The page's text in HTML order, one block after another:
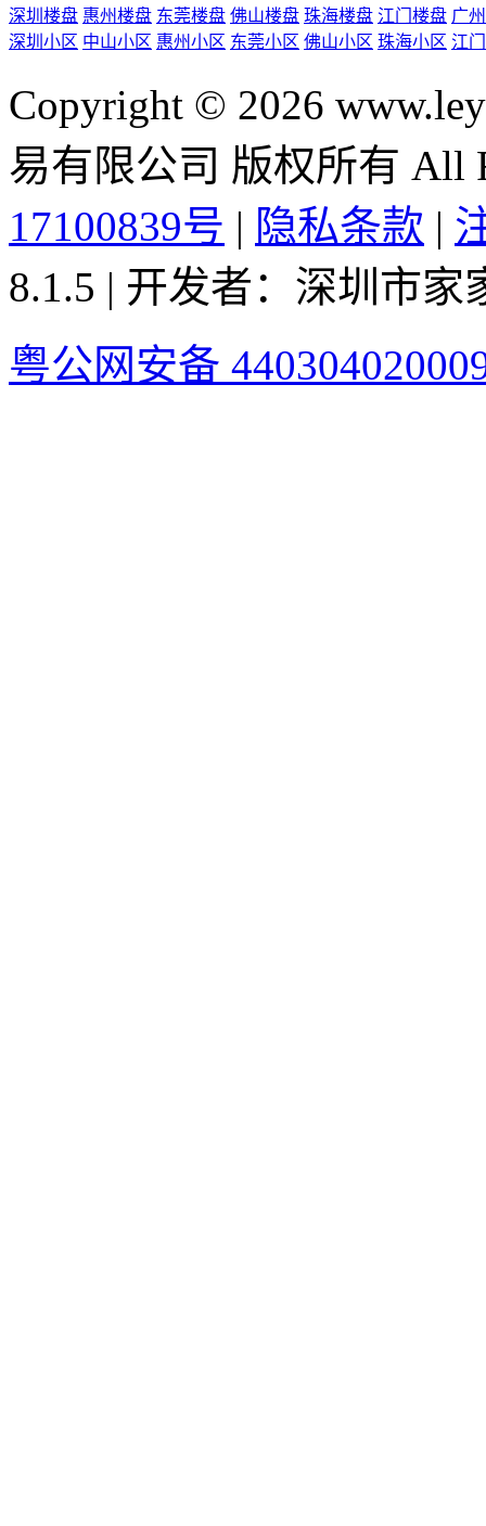
深圳楼盘 惠州楼盘 东莞楼盘 佛山楼盘 珠海楼盘 江门楼盘 广
深圳小区 中山小区 惠州小区 东莞小区 佛山小区 珠海小区 江
Copyright © 2026
易有限公司 版权所有 All
17100839号 | 隐私条款 |
8.1.5 | 开发者：深圳市
粤公网安备